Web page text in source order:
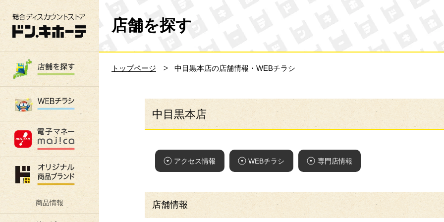
総合ディスカウントストア 驚安の殿堂 ドン・キホーテ
商品情報
店舗を探す
トップページ 中目黒本店の店舗情報・WEBチラシ
中目黒本店
アクセス情報 WEBチラシ 専門店情報
店舗情報